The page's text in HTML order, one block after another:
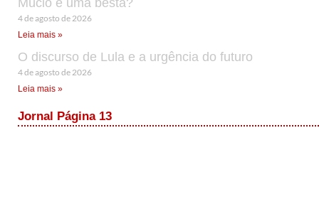
4 de agosto de 2026
Leia mais »
O discurso de Lula e a urgência do futuro
4 de agosto de 2026
Leia mais »
Jornal Página 13